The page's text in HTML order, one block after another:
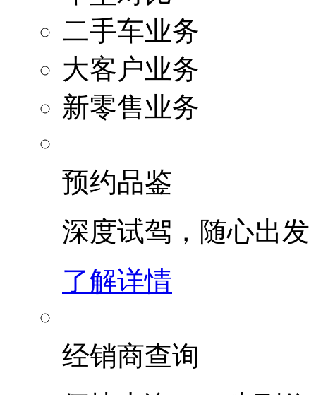
二手车业务
大客户业务
新零售业务
预约品鉴
深度试驾，随心出发
了解详情
经销商查询